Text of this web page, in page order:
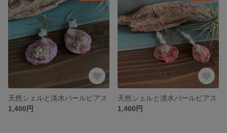
天然シェルと淡水パールピアス
1,400円
天然シェルと淡水パールピアス
1,400円